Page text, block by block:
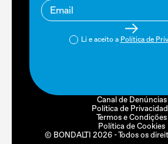
Li e aceito a Política de
© BONDALTI 2026- Todos os
Canal de Denúncias
Política de
Termos e Condições
Política de Cookies